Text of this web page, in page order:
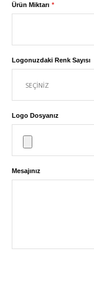
Ürün Miktarı
Logonuzdaki Renk Sayısı
Logo Dosyanız
Mesajınız